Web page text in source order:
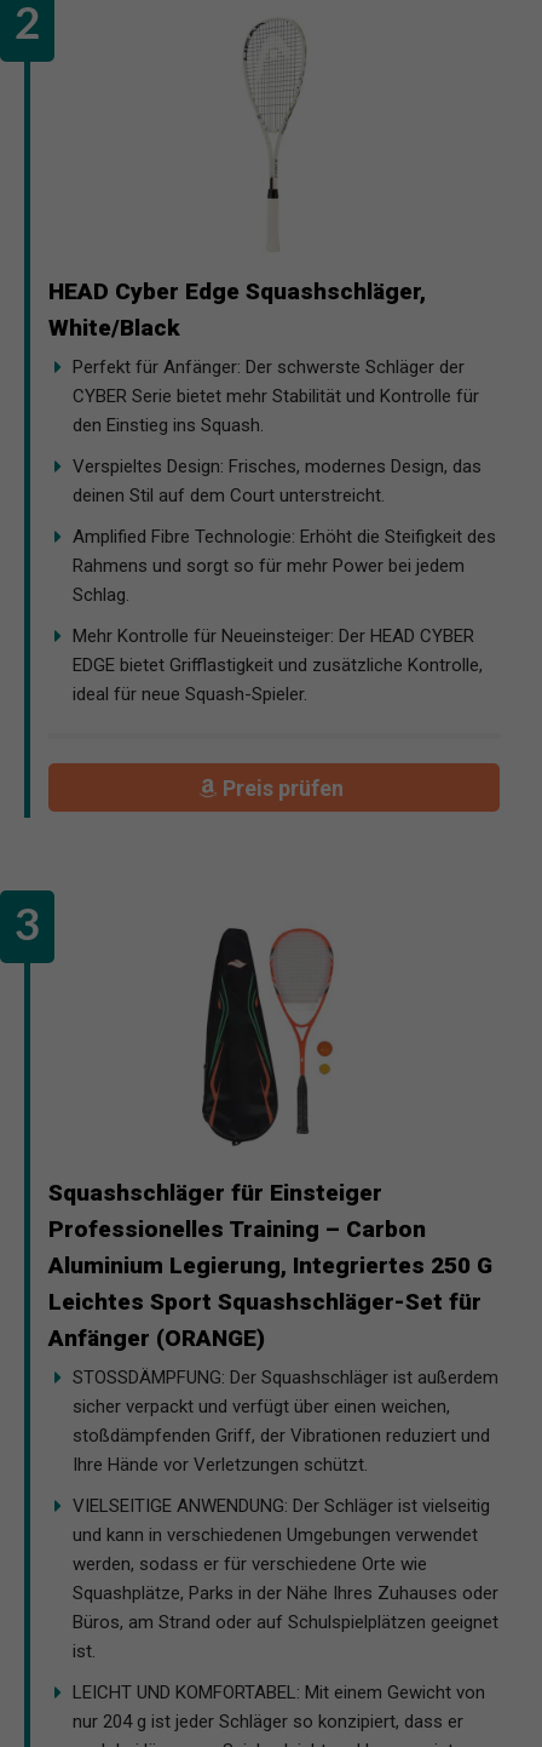
HEAD Cyber Edge Squashschläger,
White/Black
Perfekt für Anfänger: Der schwerste Schläger der
CYBER Serie bietet mehr Stabilität und Kontrolle für
den Einstieg ins Squash.
Verspieltes Design: Frisches, modernes Design, das
deinen Stil auf dem Court unterstreicht.
Amplified Fibre Technologie: Erhöht die Steifigkeit des
Rahmens und sorgt so für mehr Power bei jedem
Schlag.
Mehr Kontrolle für Neueinsteiger: Der HEAD CYBER
EDGE bietet Grifflastigkeit und zusätzliche Kontrolle,
ideal für neue Squash-Spieler.
Preis prüfen
Squashschläger für Einsteiger
Professionelles Training – Carbon
Aluminium Legierung, Integriertes 250 G
Leichtes Sport Squashschläger-Set für
Anfänger (ORANGE)
STOSSDÄMPFUNG: Der Squashschläger ist außerdem
sicher verpackt und verfügt über einen weichen,
stoßdämpfenden Griff, der Vibrationen reduziert und
Ihre Hände vor Verletzungen schützt.
VIELSEITIGE ANWENDUNG: Der Schläger ist vielseitig
und kann in verschiedenen Umgebungen verwendet
werden, sodass er für verschiedene Orte wie
Squashplätze, Parks in der Nähe Ihres Zuhauses oder
Büros, am Strand oder auf Schulspielplätzen geeignet
ist.
LEICHT UND KOMFORTABEL: Mit einem Gewicht von
nur 204 g ist jeder Schläger so konzipiert, dass er